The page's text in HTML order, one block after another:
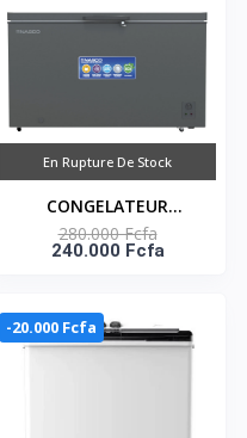
En Rupture De Stock
CONGELATEUR
HORIZONTAL UNE
PORTE GRIS AVEC
600WA-DS
280.000 Fcfa
240.000 Fcfa
-20.000 Fcfa